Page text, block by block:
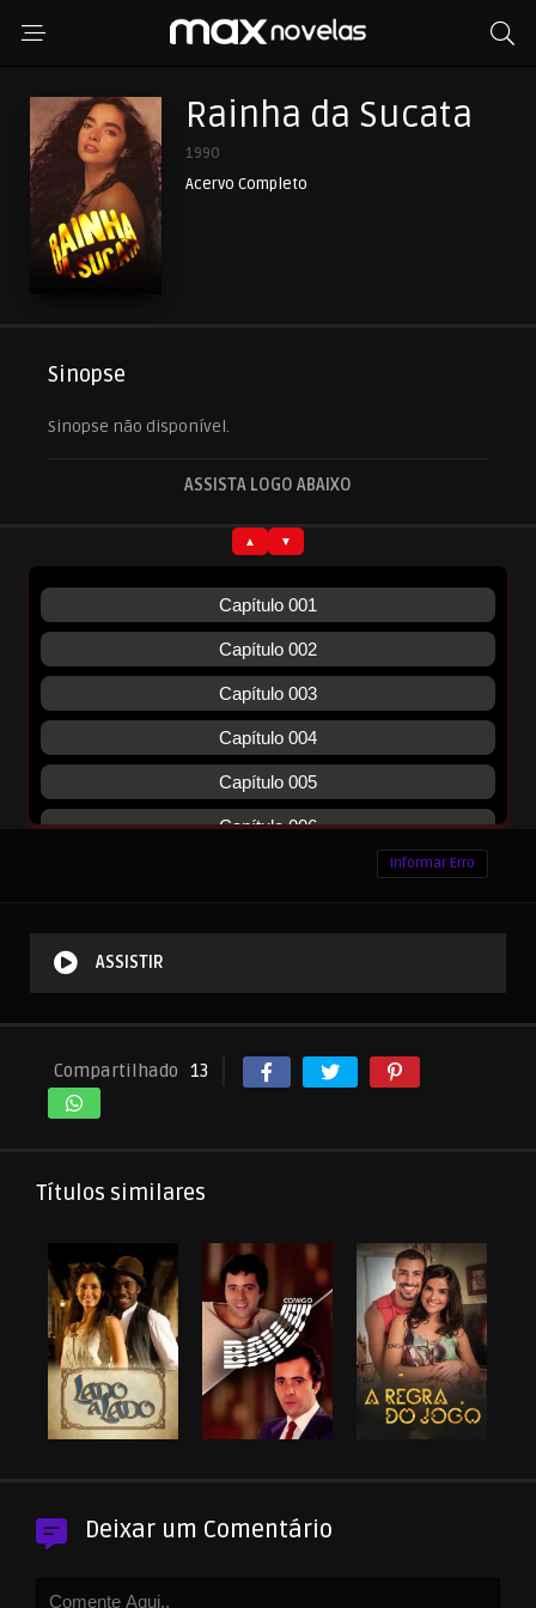
Rainha da Sucata
1990
Acervo Completo
Sinopse
Sinopse não disponível.
ASSISTA LOGO ABAIXO
Informar Erro
ASSISTIR
Compartilhado 13
Títulos similares
Deixar um Comentário